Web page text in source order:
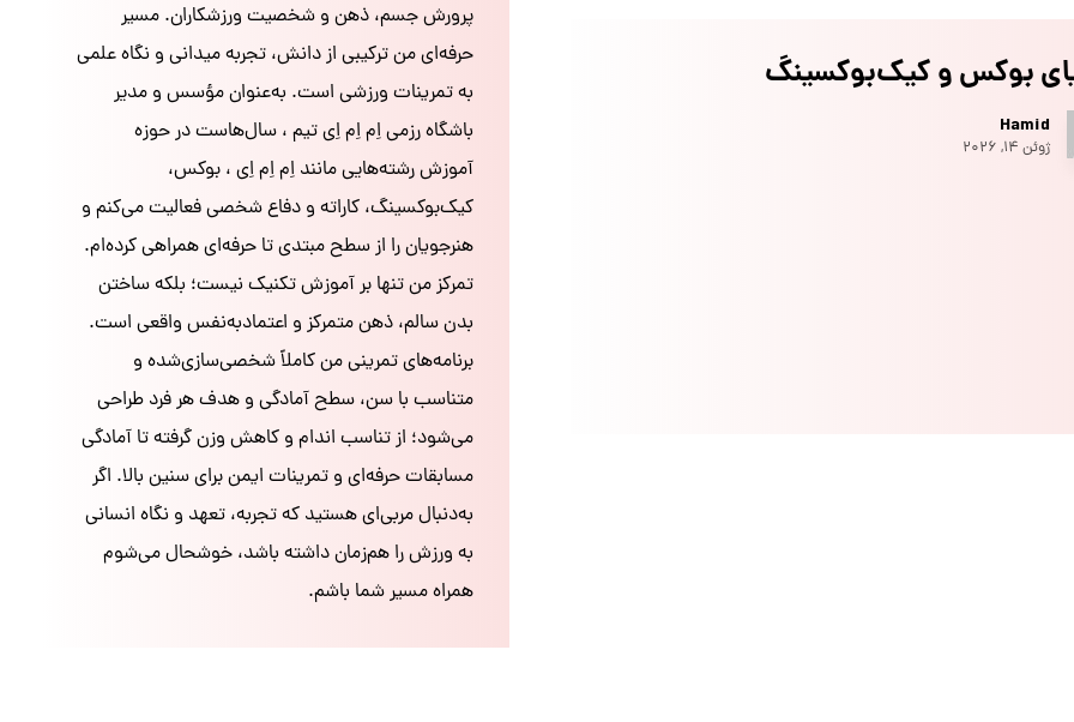
بوکس و کیک‌بوکسینگ
Hamid
ژوئن ۱۴, ۲۰۲۶
پرورش جسم، ذهن و شخصیت ورزشکاران. مسیر
حرفه‌ای من ترکیبی از دانش، تجربه میدانی و نگاه علمی
به تمرینات ورزشی است. به‌عنوان مؤسس و مدیر
باشگاه رزمی اِم اِم اِی تیم ، سال‌هاست در حوزه
آموزش رشته‌هایی مانند اِم اِم اِی ، بوکس،
کیک‌بوکسینگ، کاراته و دفاع شخصی فعالیت می‌کنم و
هنرجویان را از سطح مبتدی تا حرفه‌ای همراهی کرده‌ام.
تمرکز من تنها بر آموزش تکنیک نیست؛ بلکه ساختن
بدن سالم، ذهن متمرکز و اعتمادبه‌نفس واقعی است.
برنامه‌های تمرینی من کاملاً شخصی‌سازی‌شده و
متناسب با سن، سطح آمادگی و هدف هر فرد طراحی
می‌شود؛ از تناسب اندام و کاهش وزن گرفته تا آمادگی
مسابقات حرفه‌ای و تمرینات ایمن برای سنین بالا. اگر
به‌دنبال مربی‌ای هستید که تجربه، تعهد و نگاه انسانی
به ورزش را هم‌زمان داشته باشد، خوشحال می‌شوم
همراه مسیر شما باشم.